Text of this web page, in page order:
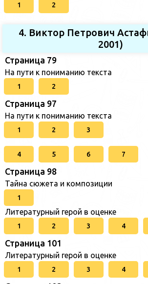
1 2
4. Виктор Петрович
2001)
Страница 79
На пути к пониманию текста
1 2
Страница 97
На пути к пониманию текста
1 2 3
4 5 6 7
Страница 98
Тайна сюжета и композиции
1
Литературный герой в оценке
1 2 3 4
Страница 101
Литературный герой в оценке
1 2 3 4